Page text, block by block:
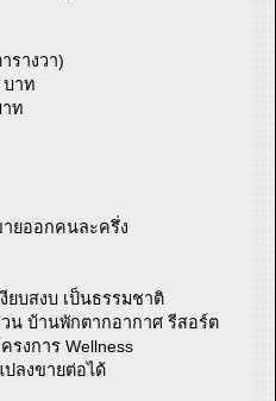
รางวา)
บาท
ท
ยออกคนละครึ่ง
บสงบ เป็นธรรมชาติ
น บ้านพักตากอากาศ รีสอร์ต
รงการ Wellness
ลงขายต่อได้